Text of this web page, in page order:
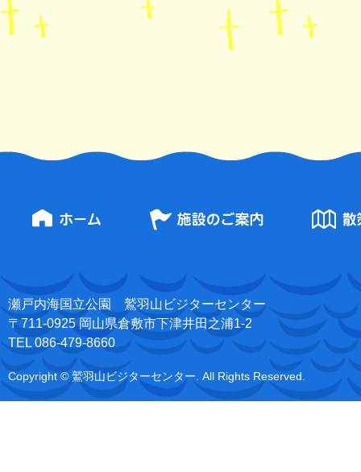
瀬戸内海国立公園 鷲羽山ビジターセンター
〒711-0925 岡山県倉敷市下津井田之浦1-2
TEL 086-479-8660
Copyright © 鷲羽山ビジターセンター. All Rights Reserved.